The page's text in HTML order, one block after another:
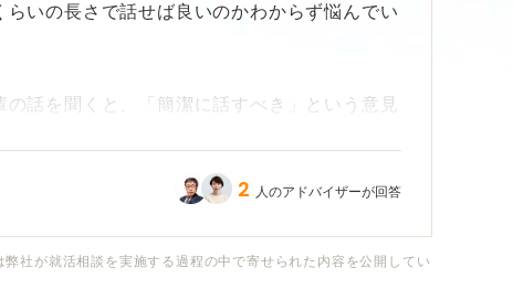
いの長さで話せば良いのかわからず悩んでい
話を聞くと、「簡潔に話すべき」という意見
2 人のアドバイザーが回答
社が就活相談を実施する過程の中で寄せられた内容を公開してい